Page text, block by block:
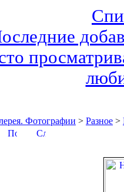
Фотографии > Разное >